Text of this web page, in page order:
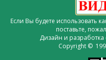
Если Вы будете использовать
поставьте,
Дизайн и
Copyright ©